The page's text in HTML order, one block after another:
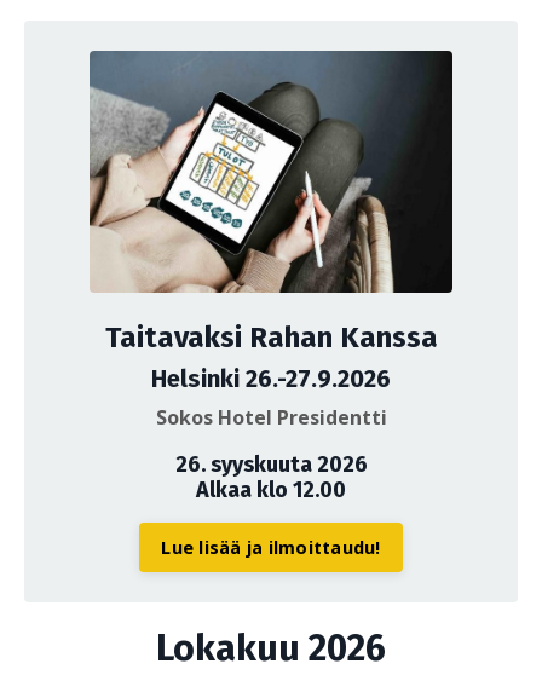
Taitavaksi Rahan Kanssa
Helsinki 26.-27.9.2026
Sokos Hotel Presidentti
26. syyskuuta 2026
Alkaa klo 12.00
Lue lisää ja ilmoittaudu!
Lokakuu 2026